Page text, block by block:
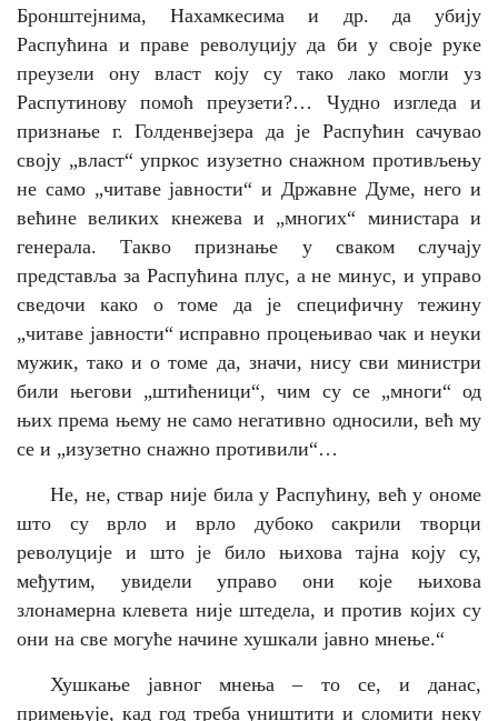
Бронштејнима, Нахамкесима и др. да убију
Распућина и праве револуцију да би у своје руке
преузели ону власт коју су тако лако могли уз
Распутинову помоћ преузети?… Чудно изгледа и
признање г. Голденвејзера да је Распућин сачувао
своју „власт“ упркос изузетно снажном противљењу
не само „читаве јавности“ и Државне Думе, него и
већине великих кнежева и „многих“ министара и
генерала. Такво признање у сваком случају
представља за Распућина плус, а не минус, и управо
сведочи како о томе да је специфичну тежину
„читаве јавности“ исправно процењивао чак и неуки
мужик, тако и о томе да, значи, нису сви министри
били његови „штићеници“, чим су се „многи“ од
њих према њему не само негативно односили, већ му
се и „изузетно снажно противили“…
Не, не, ствар није била у Распућину, већ у ономе
што су врло и врло дубоко сакрили творци
револуције и што је било њихова тајна коју су,
међутим, увидели управо они које њихова
злонамерна клевета није штедела, и против којих су
они на све могуће начине хушкали јавно мнење.“
Хушкање јавног мнења – то се, и данас,
примењује, кад год треба уништити и сломити неку